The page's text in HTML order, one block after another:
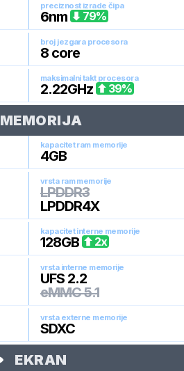
preciznost izrade čipa
6nm 79%
broj jezgara procesora
8 core
maksimalni takt procesora
2.22GHz 39%
MEMORIJA
kapacitet ram memorije
4GB
vrsta ram memorije
LPDDR3
LPDDR4X
kapacitet interne memorije
128GB 2x
vrsta interne memorije
UFS 2.2
eMMC 5.1
vrsta externe memorije
SDXC
EKRAN